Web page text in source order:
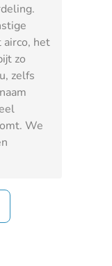
het
zo
zelfs
We